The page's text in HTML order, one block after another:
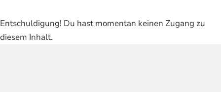
Entschuldigung! Du hast momentan keinen Zugang zu
diesem Inhalt.